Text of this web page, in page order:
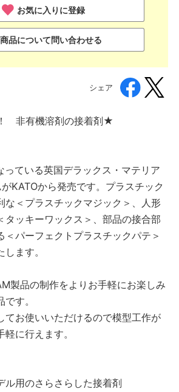
お気に入りに登録
商品について問い合わせる
シェア
非有機溶剤の接着剤★
ている英国デラックス・マテリア
KATOから発売です。プラスチック
な＜プラスチックマジック＞、人形
タッキーワックス＞、部品の接合部
＜パーフェクトプラスチックパテ＞
ます。
製品の制作をよりお手軽にお楽しみ
す。
てお使いいただけるので模型工作が
に行えます。
ル用のさらさらした接着剤